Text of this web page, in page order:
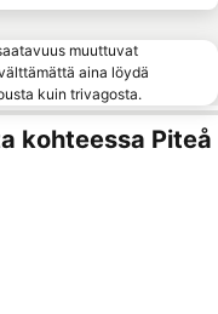
muuttuvat
aina löydä
kuin trivagosta.
kohteessa Piteå